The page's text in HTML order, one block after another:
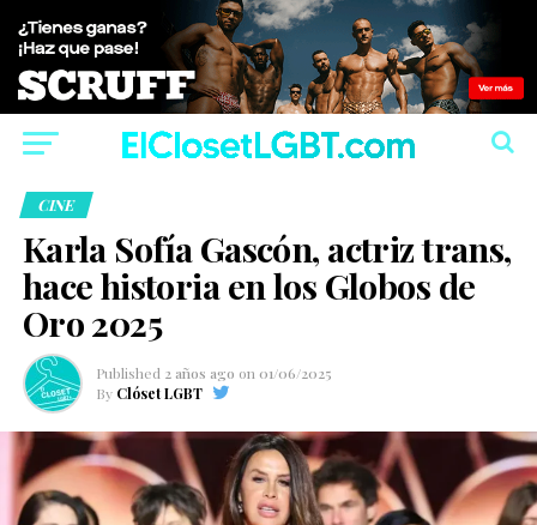
CINE
Karla Sofía Gascón, actriz trans,
hace historia en los Globos de
Oro 2025
Published 2 años ago on 01/06/2025
By Clóset LGBT